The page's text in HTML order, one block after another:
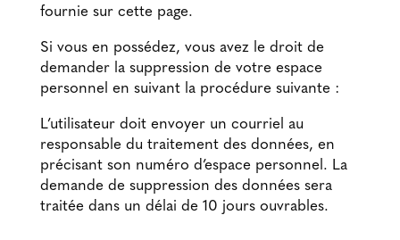
fournie sur cette page.
Si vous en possédez, vous avez le droit de
demander la suppression de votre espace
personnel en suivant la procédure suivante :
L’utilisateur doit envoyer un courriel au
responsable du traitement des données, en
précisant son numéro d’espace personnel. La
demande de suppression des données sera
traitée dans un délai de 10 jours ouvrables.